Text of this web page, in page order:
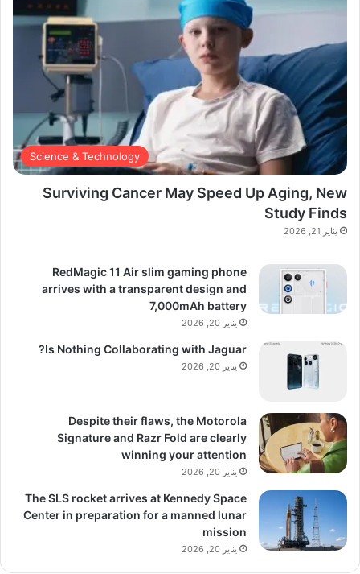
Science & Technology
Surviving Cancer May Speed Up Aging, New
Study Finds
يناير 21, 2026
RedMagic 11 Air slim gaming phone
arrives with a transparent design and
7,000mAh battery
يناير 20, 2026
Is Nothing Collaborating with Jaguar?
يناير 20, 2026
Despite their flaws, the Motorola
Signature and Razr Fold are clearly
winning your attention
يناير 20, 2026
The SLS rocket arrives at Kennedy Space
Center in preparation for a manned lunar
mission
يناير 20, 2026